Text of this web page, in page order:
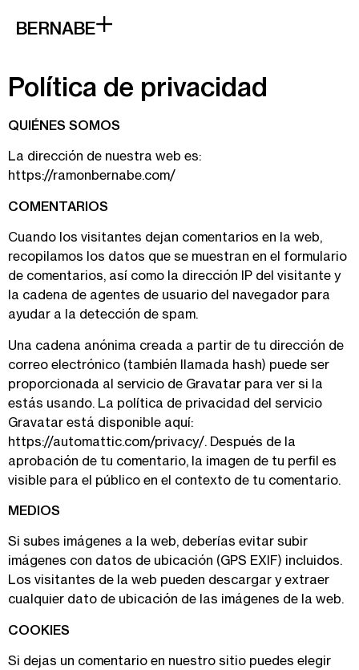
BERNABE
Política de privacidad
QUIÉNES SOMOS
La dirección de nuestra web es:
https://ramonbernabe.com/
COMENTARIOS
Cuando los visitantes dejan comentarios en la web,
recopilamos los datos que se muestran en el formulario
de comentarios, así como la dirección IP del visitante y
la cadena de agentes de usuario del navegador para
ayudar a la detección de spam.
Una cadena anónima creada a partir de tu dirección de
correo electrónico (también llamada hash) puede ser
proporcionada al servicio de Gravatar para ver si la
estás usando. La política de privacidad del servicio
Gravatar está disponible aquí:
https://automattic.com/privacy/. Después de la
aprobación de tu comentario, la imagen de tu perfil es
visible para el público en el contexto de tu comentario.
MEDIOS
Si subes imágenes a la web, deberías evitar subir
imágenes con datos de ubicación (GPS EXIF) incluidos.
Los visitantes de la web pueden descargar y extraer
cualquier dato de ubicación de las imágenes de la web.
COOKIES
Si dejas un comentario en nuestro sitio puedes elegir